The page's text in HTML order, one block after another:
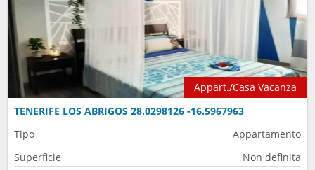
Appart./Casa Vacanza
TENERIFE LOS ABRIGOS 28.0298126 -16.5967963
Tipo
Appartamento
Superficie
Non definita